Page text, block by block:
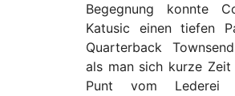
Begegnung konnte
Katusic einen tiefen
Quarterback
als man sich kurze
Punt vom Lederei